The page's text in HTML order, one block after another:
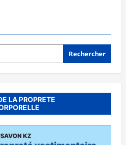
Rechercher
LA PROPRETE